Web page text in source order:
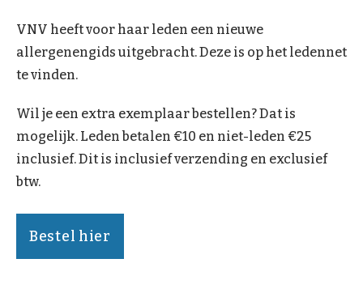
VNV heeft voor haar leden een nieuwe
allergenengids uitgebracht. Deze is op het ledennet
te vinden.
Wil je een extra exemplaar bestellen? Dat is
mogelijk. Leden betalen €10 en niet-leden €25
inclusief. Dit is inclusief verzending en exclusief
btw.
Bestel hier